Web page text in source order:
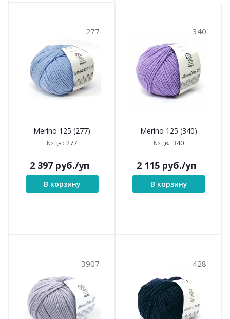
277
Merino 125 (277)
№ цв.: 277
2 397руб./уп
В корзину
340
Merino 125 (340)
№ цв.: 340
2 115руб./уп
В корзину
3907 428